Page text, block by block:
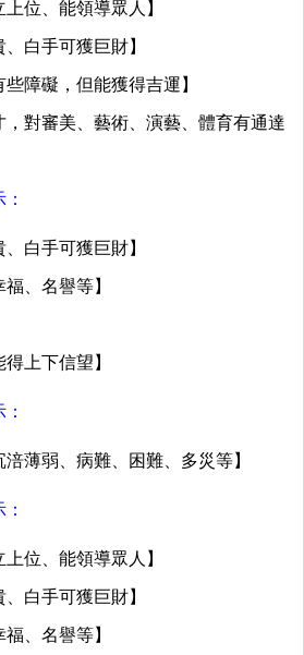
位、能領導眾人】
白手可獲巨財】
障礙，但能獲得吉運】
對審美、藝術、演藝、體育有通達
白手可獲巨財】
、名譽等】
上下信望】
薄弱、病難、困難、多災等】
位、能領導眾人】
白手可獲巨財】
、名譽等】